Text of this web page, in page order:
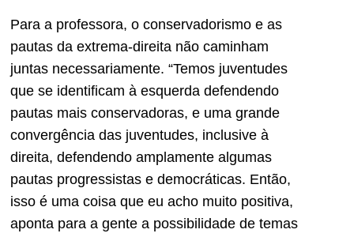
Para a professora, o conservadorismo e as
pautas da extrema-direita não caminham
juntas necessariamente. “Temos juventudes
que se identificam à esquerda defendendo
pautas mais conservadoras, e uma grande
convergência das juventudes, inclusive à
direita, defendendo amplamente algumas
pautas progressistas e democráticas. Então,
isso é uma coisa que eu acho muito positiva,
aponta para a gente a possibilidade de temas